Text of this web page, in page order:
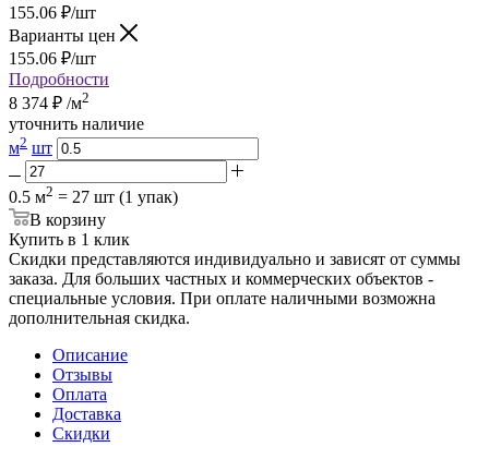
155.06 ₽/шт
Варианты цен
155.06 ₽/шт
Подробности
8 374 ₽ /м2
уточнить наличие
м2 шт
0.5 м2 = 27 шт (1 упак)
В корзину
Купить в 1 клик
Скидки представляются индивидуально и зависят от суммы
заказа. Для больших частных и коммерческих объектов -
специальные условия. При оплате наличными возможна
дополнительная скидка.
Описание
Отзывы
Оплата
Доставка
Скидки